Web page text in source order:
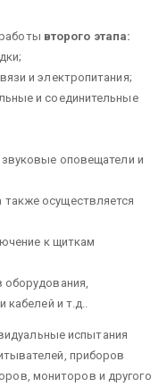
второго этапа:
и электропитания;
и соединительные
оповещатели и
осуществляется
к щиткам
оборудования,
кабелей и т.д..
испытания
приборов
мониторов и другого